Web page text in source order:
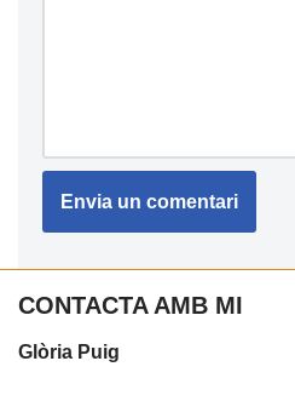
CONTACTA AMB MI
Glòria Puig